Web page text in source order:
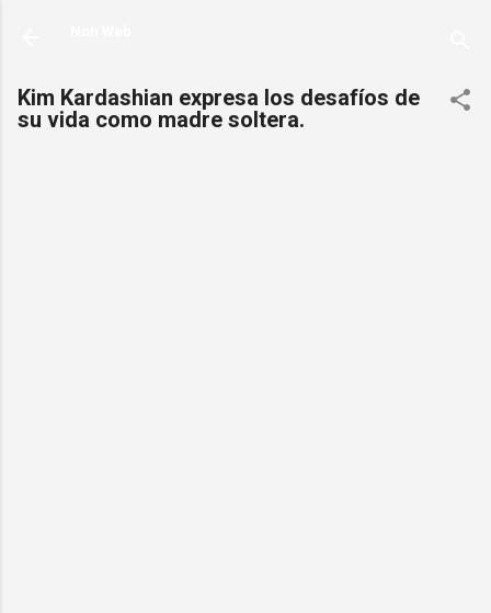
Kim Kardashian expresa los desafíos de
su vida como madre soltera.